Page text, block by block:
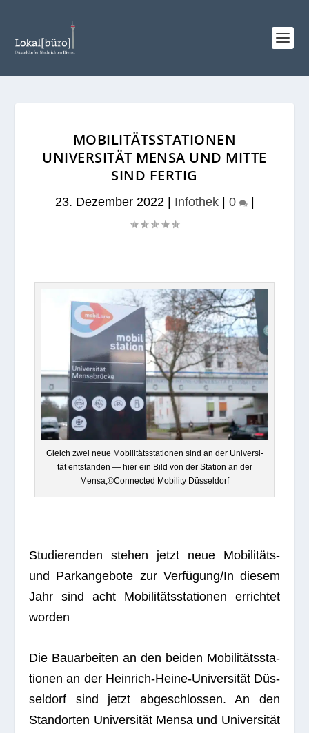
MOBILITÄTSSTATIONEN
UNIVERSITÄT MENSA UND MITTE
SIND FERTIG
23. Dezember 2022| Infothek| 0 |
Gleich zwei neue Mobi­li­täts­sta­tio­nen sind an der Uni­ver­si­
tät ent­stan­den — hier ein Bild von der Sta­tion an der
Mensa,©Connected Mobi­lity Düsseldorf
Stu­die­ren­den ste­hen jetzt neue Mobi­li­täts-
und Park­an­ge­bote zur Verfügung/In die­sem
Jahr sind acht Mobi­li­täts­sta­tio­nen errich­tet
worden
Die Bau­ar­bei­ten an den bei­den Mobi­li­täts­sta­
tio­nen an der Hein­rich-Heine-Uni­ver­si­tät Düs­
sel­dorf sind jetzt abge­schlos­sen. An den
Stand­or­ten Uni­ver­si­tät Mensa und Uni­ver­si­tät